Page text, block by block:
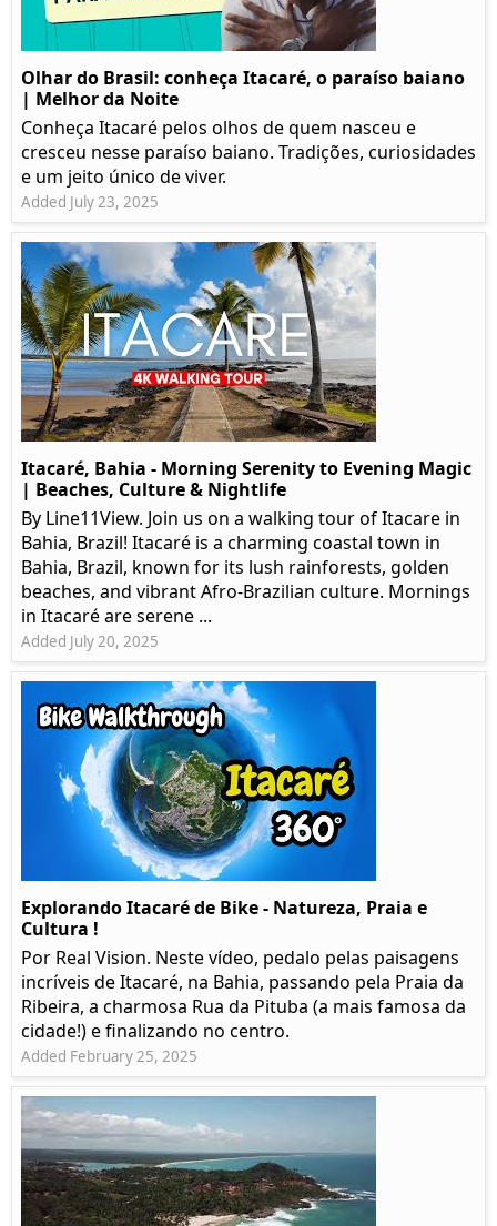
Olhar do Brasil: conheça Itacaré, o paraíso baiano
| Melhor da Noite
Conheça Itacaré pelos olhos de quem nasceu e
cresceu nesse paraíso baiano. Tradições, curiosidades
e um jeito único de viver.
Added July 23, 2025
Itacaré, Bahia - Morning Serenity to Evening Magic
| Beaches, Culture & Nightlife
By Line11View. Join us on a walking tour of Itacare in
Bahia, Brazil! Itacaré is a charming coastal town in
Bahia, Brazil, known for its lush rainforests, golden
beaches, and vibrant Afro-Brazilian culture. Mornings
in Itacaré are serene ...
Added July 20, 2025
Explorando Itacaré de Bike - Natureza, Praia e
Cultura !
Por Real Vision. Neste vídeo, pedalo pelas paisagens
incríveis de Itacaré, na Bahia, passando pela Praia da
Ribeira, a charmosa Rua da Pituba (a mais famosa da
cidade!) e finalizando no centro.
Added February 25, 2025